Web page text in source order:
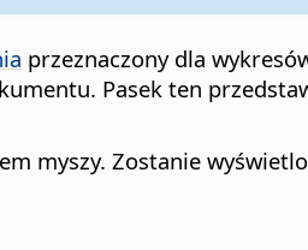
przeznaczony dla
Pasek ten
myszy. Zostanie